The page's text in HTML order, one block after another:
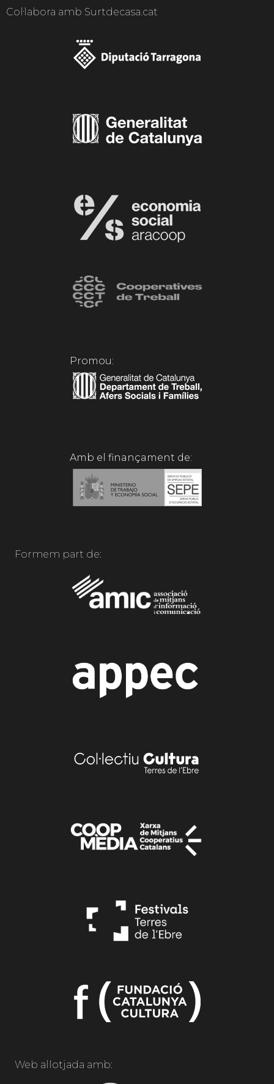
Col·labora amb Surtdecasa.cat
Promou:
Amb el finançament de:
Formem part de:
Web allotjada amb: